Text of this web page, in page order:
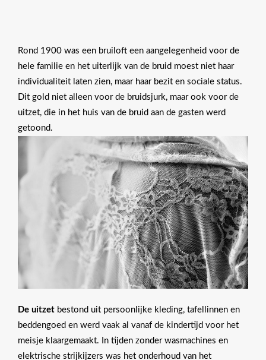
Rond 1900 was een bruiloft een aangelegenheid voor de
hele familie en het uiterlijk van de bruid moest niet haar
individualiteit laten zien, maar haar bezit en sociale status.
Dit gold niet alleen voor de bruidsjurk, maar ook voor de
uitzet, die in het huis van de bruid aan de gasten werd
getoond.
De uitzet bestond uit persoonlijke kleding, tafellinnen en
beddengoed en werd vaak al vanaf de kindertijd voor het
meisje klaargemaakt. In tijden zonder wasmachines en
elektrische strijkijzers was het onderhoud van het